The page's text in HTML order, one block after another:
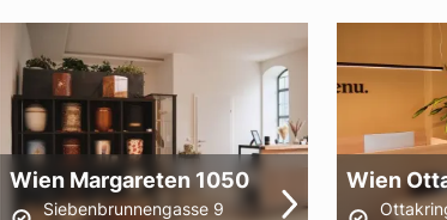
Wien Margareten 1050
Siebenbrunnengasse 9
Wien